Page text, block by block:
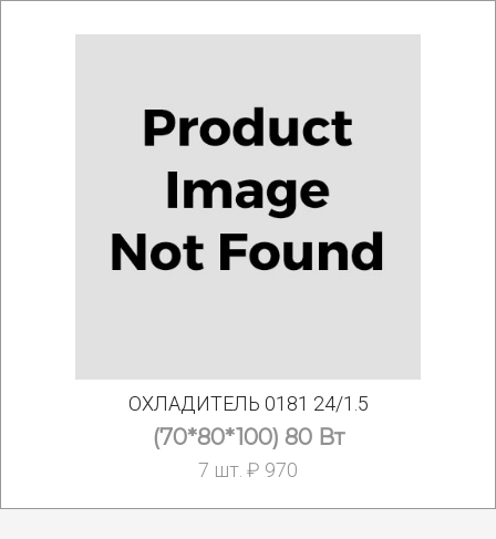
ОХЛАДИТЕЛЬ 0181 24/1.5
(70*80*100) 80 Вт
7 шт. ₽ 970